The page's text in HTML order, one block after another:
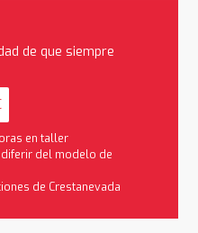
de que siempre
en taller
del modelo de
de Crestanevada